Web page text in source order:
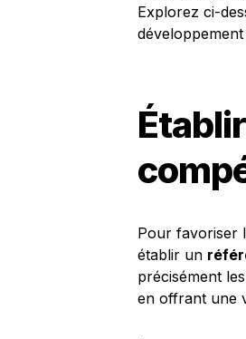
Explorez ci-
Pour favoriser
établir un
précisément
en offrant une